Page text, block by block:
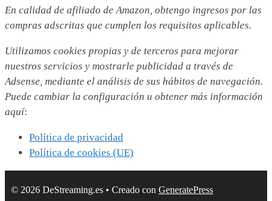
En calidad de afiliado de Amazon, obtengo ingresos por las
compras adscritas que cumplen los requisitos aplicables.
Utilizamos cookies propias y de terceros para mejorar
nuestros servicios y mostrarle publicidad a través de
Adsense, mediante el análisis de sus hábitos de navegación.
Puede cambiar la configuración u obtener más información
aquí:
Política de privacidad
Política de cookies (UE)
© 2026 DeStreaming.es • Creado con GeneratePress